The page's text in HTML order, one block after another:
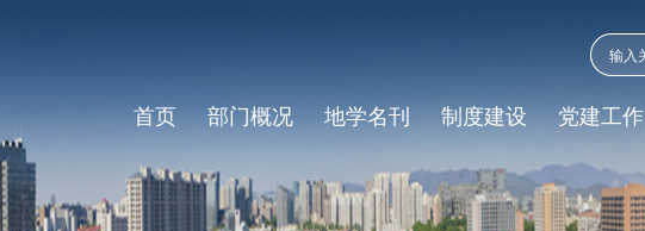
首页 部门概况 地学名刊 制度建设 党建工作